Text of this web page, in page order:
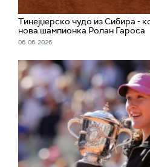
Тинејџерско чудо из Сибира -
нова шампионка Ролан Гароса
06. 06. 2026.